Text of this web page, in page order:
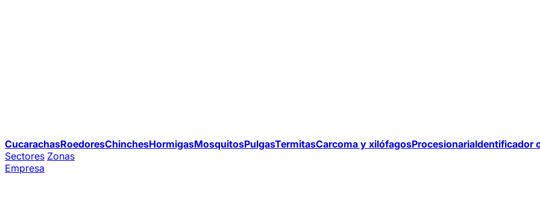
CucarachasRoedoresChinchesHormigasMosquitosPulgasTermitasCarcoma y xilófagosProcesionariaIdentificador
Sectores Zonas
Empresa